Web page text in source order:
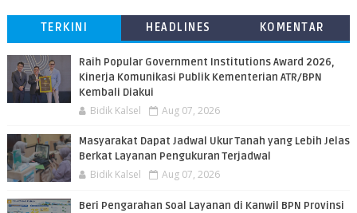
TERKINI HEADLINES KOMENTAR
Raih Popular Government Institutions Award 2026,
Kinerja Komunikasi Publik Kementerian ATR/BPN
Kembali Diakui
Bidik Kalsel Aug 07, 2026
Masyarakat Dapat Jadwal Ukur Tanah yang Lebih Jelas
Berkat Layanan Pengukuran Terjadwal
Bidik Kalsel Aug 07, 2026
Beri Pengarahan Soal Layanan di Kanwil BPN Provinsi